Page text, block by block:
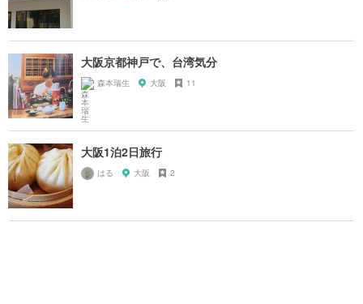
大阪京都神戸で、台湾気分
森本瑞生 大阪 11
大阪1泊2日旅行
はる 大阪 2